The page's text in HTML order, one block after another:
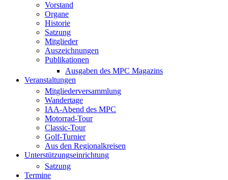
Vorstand
Organe
Historie
Satzung
Mitglieder
Auszeichnungen
Publikationen
Ausgaben des MPC Magazins
Veranstaltungen
Mitgliederversammlung
Wandertage
IAA-Abend des MPC
Motorrad-Tour
Classic-Tour
Golf-Turnier
Aus den Regionalkreisen
Unterstützungseinrichtung
Satzung
Termine